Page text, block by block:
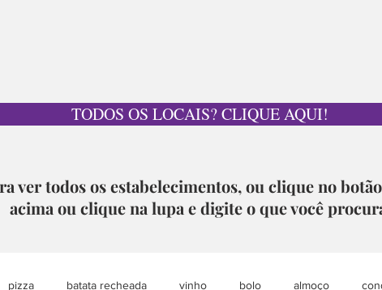
TODOS OS LOCAIS? CLIQUE AQUI!
ver todos os estabelecimentos, ou clique no
acima ou clique na lupa e digite o que você
pizza batata recheada vinho bolo almoço